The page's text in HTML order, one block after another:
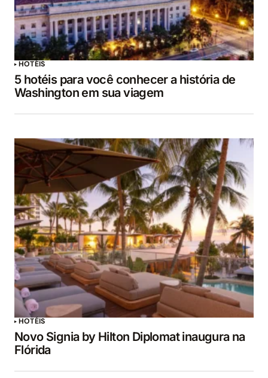
HOTÉIS
5 hotéis para você conhecer a história de
Washington em sua viagem
HOTÉIS
Novo Signia by Hilton Diplomat inaugura na
Flórida